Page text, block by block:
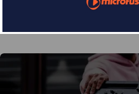
Más info